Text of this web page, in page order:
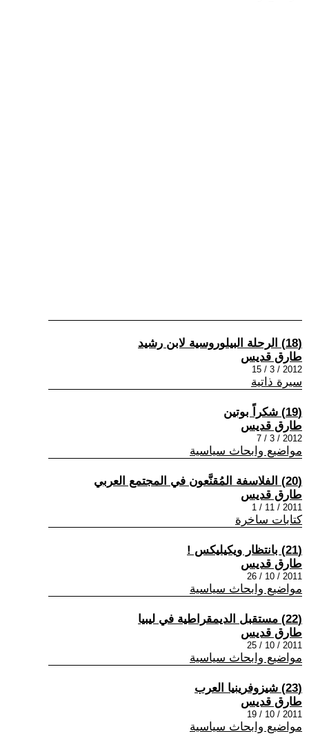
(18) الرحلة البيلوروسية لابن رشيد
طارق قديس
2012 / 3 / 15
سيرة ذاتية
(19) شكراً بوتين
طارق قديس
2012 / 3 / 7
مواضيع وابحاث سياسية
(20) الفلاسفة المُقنَّعون في المجتمع العربي
طارق قديس
2011 / 11 / 1
كتابات ساخرة
(21) بانتظار ويكيليكس !
طارق قديس
2011 / 10 / 26
مواضيع وابحاث سياسية
(22) مستقبل الديمقراطية في ليبيا
طارق قديس
2011 / 10 / 25
مواضيع وابحاث سياسية
(23) شيزوفرينيا العرب
طارق قديس
2011 / 10 / 19
مواضيع وابحاث سياسية